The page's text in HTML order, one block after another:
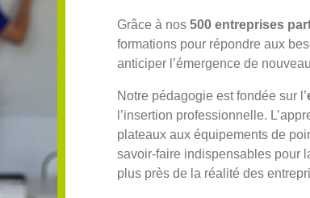
Grâce à nos 500 entreprises
formations pour répondre aux
anticiper l’émergence de
Notre pédagogie est fondée sur l’
l’insertion professionnelle.
plateaux aux équipements de
savoir-faire indispensables pour
plus près de la réalité des